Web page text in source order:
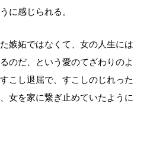
に感じられる。
嫉妬ではなくて、女の人生には
のだ、という愛のてざわりのよ
こし退屈で、すこしのじれった
女を家に繋ぎ止めていたように